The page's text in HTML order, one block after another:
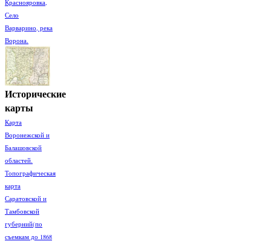
Краснояровка,
Село
Варварино, река
Ворона.
Исторические
карты
Карта
Воронежской и
Балашовской
областей.
Топографическая
карта
Саратовской и
Тамбовской
губерний(по
съемкам до 1868